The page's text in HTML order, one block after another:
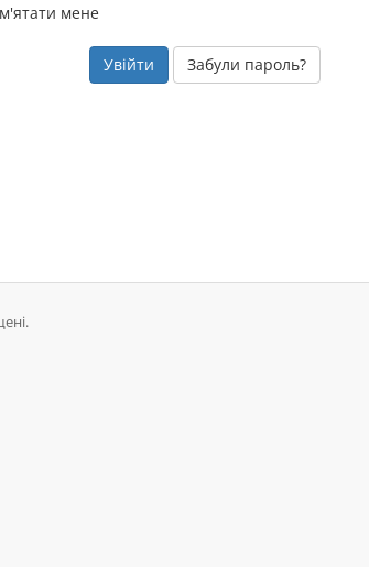
мене
Забули пароль?